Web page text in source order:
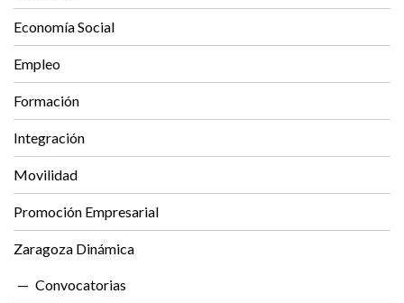
Economía Social
Empleo
Formación
Integración
Movilidad
Promoción Empresarial
Zaragoza Dinámica
Convocatorias